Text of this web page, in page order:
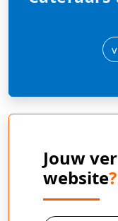
Jouw
website?